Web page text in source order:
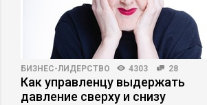
БИЗНЕС-ЛИДЕРСТВО 4303 28
Как управленцу выдержать
давление сверху и снизу